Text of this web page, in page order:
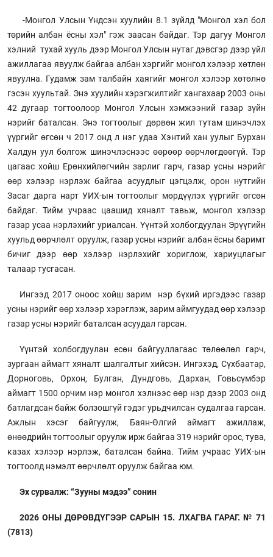
-Монгол Улсын Үндсэн хуулийн 8.1 зүйлд "Монгол хэл бол
төрийн албан ёсны хэл" гэж заасан байдаг. Тэр дагуу Монгол
хэлний тухай хууль дээр Монгол Улсын нутаг дэвсгэр дээр үйл
ажиллагаа явуулж байгаа албан хэргийг монгол хэлээр хөтлөн
явуулна. Гудамж зам талбайн хаягийг монгол хэлээр хөтөлнө
гэсэн хуультай. Энэ хуулийн хэрэгжилтийг хангахаар 2003 оны
42 дугаар тогтоолоор Монгол Улсын хэмжээний газар зүйн
нэрийг баталсан. Энэ тогтоолыг дөрвөн жил тутам шинэчлэх
үүргийг өгсөн ч 2017 онд л нэг удаа Хэнтий хан уулыг Бурхан
Халдун уул болгож шинэчлэснээс өөрөөр өөрчлөгдөөгүй. Тэр
цагаас хойш Ерөнхийлөгчийн зарлиг гарч, газар усны нэрийг
өөр хэлээр нэрлэж байгаа асуудлыг цэгцэлж, орон нутгийн
Засаг дарга нарт УИХ-ын тогтоолыг мөрдүүлэх үүргийг өгсөн
байдаг. Тийм учраас цаашид хяналт тавьж, монгол хэлээр
газар усаа нэрлэхийг уриалсан. Үүнтэй холбогдуулан Эрүүгийн
хуульд өөрчлөлт оруулж, газар усны нэрийг албан ёсны баримт
бичиг дээр өөр хэлээр нэрлэхийг хориглож, хариуцлагыг
талаар тусгасан.
Ингээд 2017 оноос хойш зарим нэр бүхий иргэдээс газар
усны нэрийг өөр хэлээр хэрэглэж, зарим аймгуудад өөр хэлээр
газар усны нэрийг баталсан асуудал гарсан.
Үүнтэй холбогдуулан есөн байгууллагаас төлөөлөл гарч,
зургаан аймагт хяналт шалгалтыг хийсэн. Ингэхэд, Сүхбаатар,
Дорноговь, Орхон, Булган, Дундговь, Дархан, Говьсүмбэр
аймагт 1500 орчим нэр монгол хэлнээс өөр нэр дээр 2003 онд
батлагдсан байж болзошгүй гэдэг урьдчилсан судалгаа гарсан.
Ажлын хэсэг байгуулж, Баян-Өлгий аймагт ажиллаж,
өнөөдрийн тогтоолыг оруулж ирж байгаа 319 нэрийг орос, тува,
казах хэлээр нэрлэж, баталсан байна. Тийм учраас УИХ-ын
тогтоолд нэмэлт өөрчлөлт оруулж байгаа юм.
Эх сурвалж: “Зууны мэдээ” сонин
2026 ОНЫ ДӨРӨВДҮГЭЭР САРЫН 15. ЛХАГВА ГАРАГ. № 71
(7813)